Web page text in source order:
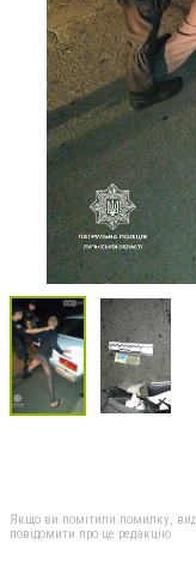
Якщо ви помітили помилку,
повідомити про це редакцію